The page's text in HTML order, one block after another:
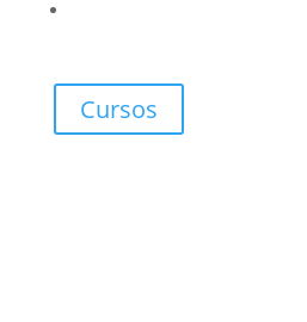
Cursos